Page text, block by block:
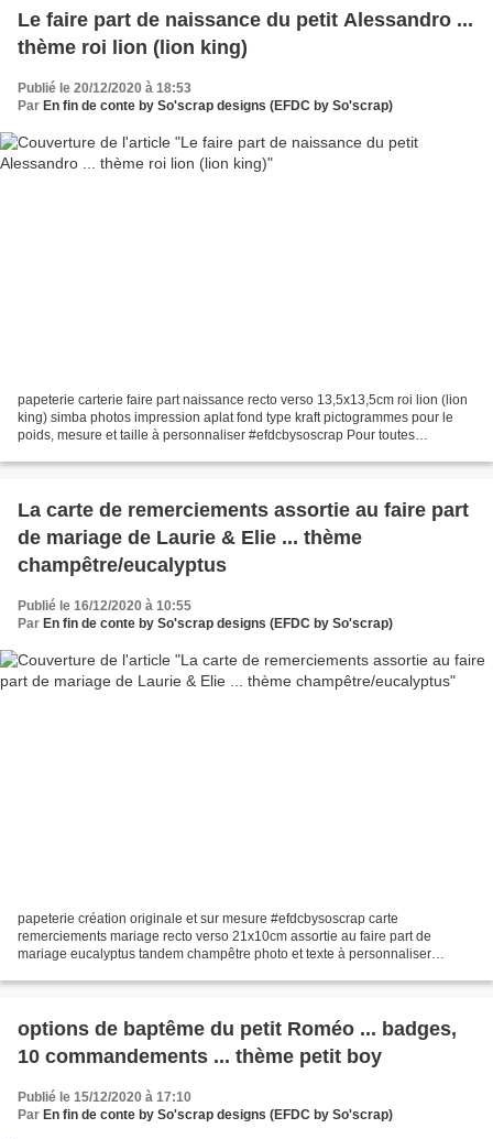
Le faire part de naissance du petit Alessandro ...
thème roi lion (lion king)
Publié le 20/12/2020 à 18:53
Par En fin de conte by So'scrap designs (EFDC by So'scrap)
papeterie carterie faire part naissance recto verso 13,5x13,5cm roi lion (lion
king) simba photos impression aplat fond type kraft pictogrammes pour le
poids, mesure et taille à personnaliser #efdcbysoscrap Pour toutes
La carte de remerciements assortie au faire part
de mariage de Laurie & Elie ... thème
champêtre/eucalyptus
Publié le 16/12/2020 à 10:55
Par En fin de conte by So'scrap designs (EFDC by So'scrap)
papeterie création originale et sur mesure #efdcbysoscrap carte
remerciements mariage recto verso 21x10cm assortie au faire part de
mariage eucalyptus tandem champêtre photo et texte à personnaliser
options de baptême du petit Roméo ... badges,
10 commandements ... thème petit boy
Publié le 15/12/2020 à 17:10
Par En fin de conte by So'scrap designs (EFDC by So'scrap)